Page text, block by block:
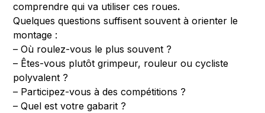
comprendre qui va utiliser ces roues.
Quelques questions suffisent souvent à orienter le
montage :
– Où roulez-vous le plus souvent ?
– Êtes-vous plutôt grimpeur, rouleur ou cycliste
polyvalent ?
– Participez-vous à des compétitions ?
– Quel est votre gabarit ?